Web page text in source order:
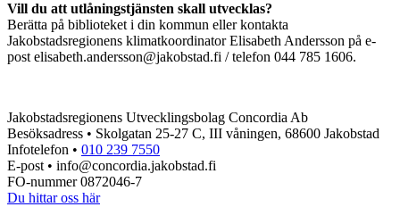
Vill du att utlåningstjänsten skall utvecklas?
Berätta på biblioteket i din kommun eller kontakta
Jakobstadsregionens klimatkoordinator Elisabeth Andersson på e-
post elisabeth.andersson@jakobstad.fi / telefon 044 785 1606.
Jakobstadsregionens Utvecklingsbolag Concordia Ab
Besöksadress • Skolgatan 25-27 C, III våningen, 68600 Jakobstad
Infotelefon • 010 239 7550
E-post • info@concordia.jakobstad.fi
FO-nummer 0872046-7
Du hittar oss här